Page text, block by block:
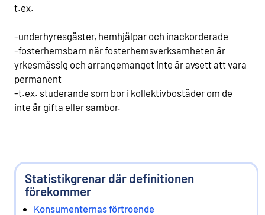
t.ex.
-underhyresgäster, hemhjälpar och inackorderade
-fosterhemsbarn när fosterhemsverksamheten är
yrkesmässig och arrangemanget inte är avsett att vara
permanent
-t.ex. studerande som bor i kollektivbostäder om de
inte är gifta eller sambor.
Statistikgrenar där definitionen
förekommer
Konsumenternas förtroende